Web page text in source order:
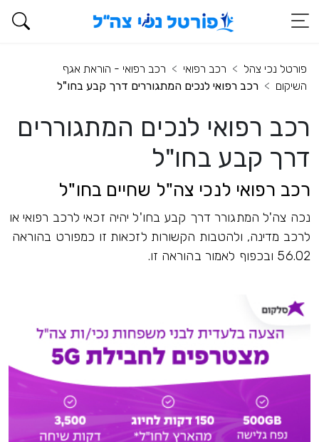
פורטל נכי צהל רכב רפואי
רכב רפואי - הוראת אגף
השיקום
רכב רפואי לנכים המתגוררים דרך קבע בחו"ל
רכב רפואי לנכים המתגוררים
דרך קבע בחו"ל
רכב רפואי לנכי צה"ל שחיים בחו"ל
נכה צה'ל המתגורר דרך קבע בחו'ל יהיה זכאי לרכב רפואי או
לרכב מדינה, ולהטבות הקשורות לזכאות זו כמפורט בהוראה
56.02 ובכפוף לאמור בהוראה זו.